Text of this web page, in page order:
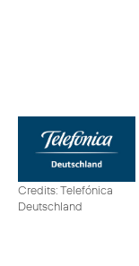
Credits: Telefónica
Deutschland